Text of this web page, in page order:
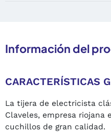
Información del
CARACTERÍSTICAS
La tijera de electricista
Claveles, empresa riojana
cuchillos de gran calidad.